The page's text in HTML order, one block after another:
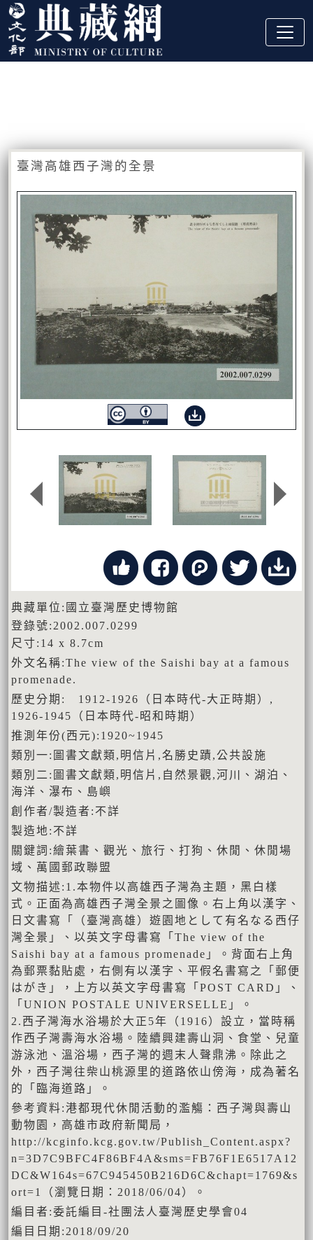
跳到主要內容
:::
臺灣高雄西子灣的全景
典藏單位:國立臺灣歷史博物館
登錄號:2002.007.0299
尺寸:14 x 8.7cm
外文名稱:The view of the Saishi bay at a famous
promenade.
歷史分期: 1912-1926（日本時代-大正時期）,
1926-1945（日本時代-昭和時期）
推測年份(西元):1920~1945
類別一:圖書文獻類,明信片,名勝史蹟,公共設施
類別二:圖書文獻類,明信片,自然景觀,河川、湖泊、
海洋、瀑布、島嶼
創作者/製造者:不詳
製造地:不詳
關鍵詞:繪葉書、觀光、旅行、打狗、休閒、休閒場
域、萬國郵政聯盟
文物描述:1.本物件以高雄西子灣為主題，黑白樣
式。正面為高雄西子灣全景之圖像。右上角以漢字、
日文書寫「（臺灣高雄）遊園地として有名なる西仔
灣全景」、以英文字母書寫「The view of the
Saishi bay at a famous promenade」。背面右上角
為郵票黏貼處，右側有以漢字、平假名書寫之「郵便
はがき」，上方以英文字母書寫「POST CARD」、
「UNION POSTALE UNIVERSELLE」。
2.西子灣海水浴場於大正5年（1916）設立，當時稱
作西子灣壽海水浴場。陸續興建壽山洞、食堂、兒童
游泳池、溫浴場，西子灣的週末人聲鼎沸。除此之
外，西子灣往柴山桃源里的道路依山傍海，成為著名
的「臨海道路」。
參考資料:港都現代休閒活動的濫觴：西子灣與壽山
動物園，高雄市政府新聞局，
http://kcginfo.kcg.gov.tw/Publish_Content.aspx?
n=3D7C9BFC4F86BF4A&sms=FB76F1E6517A12
DC&W164s=67C945450B216D6C&chapt=1769&s
ort=1（瀏覽日期：2018/06/04）。
編目者:委託編目-社團法人臺灣歷史學會04
編目日期:2018/09/20